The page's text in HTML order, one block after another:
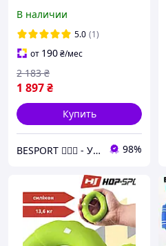
турника, пауэрлифтинга
В наличии
5.0 (1)
от 190₴/мес
1 897₴
2 183 ₴
Купить
BESPORT 🏋🏻‍♂️ - Український бренд спорттоварів 🇺🇦 98%